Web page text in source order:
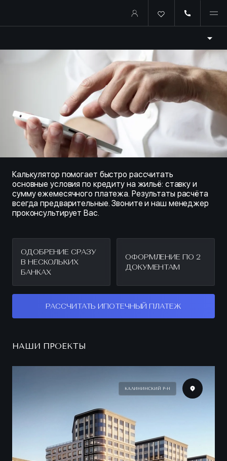
Купить квартиру в ипотеку
Калькулятор помогает быстро рассчитать
основные условия по кредиту на жильё: ставку и
сумму ежемесячного платежа. Результаты расчёта
всегда предварительные. Звоните и наш менеджер
проконсультирует Вас.
ОДОБРЕНИЕ СРАЗУ
В НЕСКОЛЬКИХ
БАНКАХ
ОФОРМЛЕНИЕ ПО 2
ДОКУМЕНТАМ
РАССЧИТАТЬ ИПОТЕЧНЫЙ ПЛАТЕЖ
НАШИ ПРОЕКТЫ
КАЛИНИНСКИЙ Р-Н